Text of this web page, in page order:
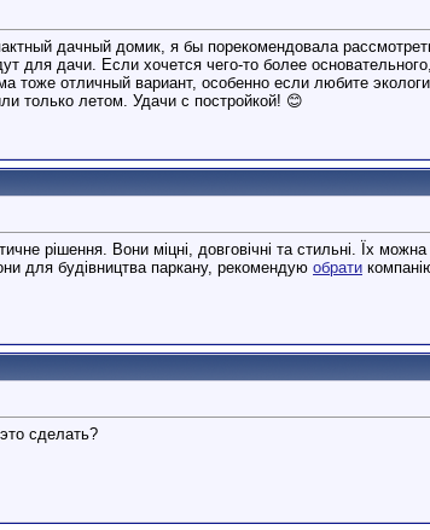
дачный домик, я бы порекомендовала
для дачи. Если хочется чего-то более
тоже отличный вариант, особенно если любите
только летом. Удачи с постройкой! 😊
рішення. Вони міцні, довговічні та стильні. Їх
для будівництва паркану, рекомендую обрати
сделать?